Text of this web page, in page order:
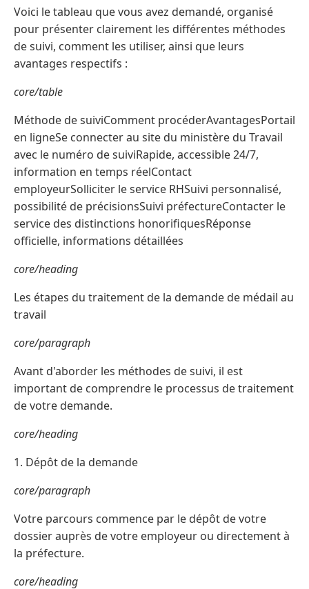
Voici le tableau que vous avez demandé, organisé
pour présenter clairement les différentes méthodes
de suivi, comment les utiliser, ainsi que leurs
avantages respectifs :
core/table
Méthode de suiviComment procéderAvantagesPortail
en ligneSe connecter au site du ministère du Travail
avec le numéro de suiviRapide, accessible 24/7,
information en temps réelContact
employeurSolliciter le service RHSuivi personnalisé,
possibilité de précisionsSuivi préfectureContacter le
service des distinctions honorifiquesRéponse
officielle, informations détaillées
core/heading
Les étapes du traitement de la demande de médail au
travail
core/paragraph
Avant d'aborder les méthodes de suivi, il est
important de comprendre le processus de traitement
de votre demande.
core/heading
1. Dépôt de la demande
core/paragraph
Votre parcours commence par le dépôt de votre
dossier auprès de votre employeur ou directement à
la préfecture.
core/heading